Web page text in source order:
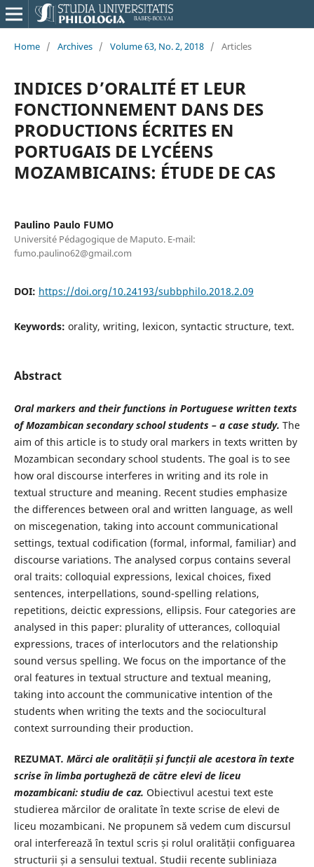
Home / Archives / Volume 63, No. 2, 2018 / Articles
INDICES D’ORALITÉ ET LEUR
FONCTIONNEMENT DANS DES
PRODUCTIONS ÉCRITES EN
PORTUGAIS DE LYCÉENS
MOZAMBICAINS: ÉTUDE DE CAS
Paulino Paulo FUMO
Université Pédagogique de Maputo. E-mail:
fumo.paulino62@gmail.com
DOI: https://doi.org/10.24193/subbphilo.2018.2.09
Keywords: orality, writing, lexicon, syntactic structure, text.
Abstract
Oral markers and their functions in Portuguese written texts
of Mozambican secondary school students – a case study. The
aim of this article is to study oral markers in texts written by
Mozambican secondary school students. The goal is to see
how oral discourse interferes in writing and its role in
textual structure and meaning. Recent studies emphasize
the differences between oral and written language, as well
on miscegenation, taking into account communicational
settings, textual codification (formal, informal, familiar) and
discourse variations. The analysed corpus contains several
oral traits: colloquial expressions, lexical choices, fixed
sentences, interpellations, sound-spelling relations,
repetitions, deictic expressions, ellipsis. Four categories are
analysed in this paper: plurality of utterances, colloquial
expressions, traces of interlocutors and the relationship
sound versus spelling. We focus on the importance of the
oral features in textual structure and textual meaning,
taking into account the communicative intention of the
students when writing the texts and the sociocultural
context surrounding their production.
REZUMAT. Mărci ale oralității și funcții ale acestora în texte
scrise în limba portugheză de către elevi de liceu
mozambicani: studiu de caz. Obiectivul acestui text este
studierea mărcilor de oralitate în texte scrise de elevi de
liceu mozambicani. Ne propunem să vedem cum discursul
oral interferează în textul scris și rolul oralității configuarea
structurii și a sensului textual. Studii recente subliniaza